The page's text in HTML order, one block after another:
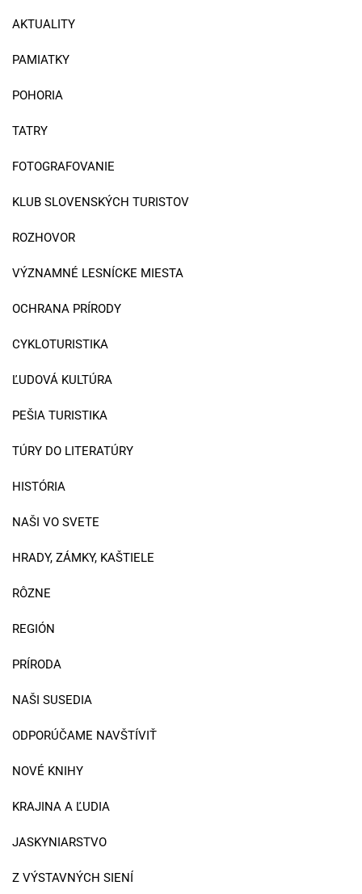
AKTUALITY
PAMIATKY
POHORIA
TATRY
FOTOGRAFOVANIE
KLUB SLOVENSKÝCH TURISTOV
ROZHOVOR
VÝZNAMNÉ LESNÍCKE MIESTA
OCHRANA PRÍRODY
CYKLOTURISTIKA
ĽUDOVÁ KULTÚRA
PEŠIA TURISTIKA
TÚRY DO LITERATÚRY
HISTÓRIA
NAŠI VO SVETE
HRADY, ZÁMKY, KAŠTIELE
RÔZNE
REGIÓN
PRÍRODA
NAŠI SUSEDIA
ODPORÚČAME NAVŠTÍVIŤ
NOVÉ KNIHY
KRAJINA A ĽUDIA
JASKYNIARSTVO
Z VÝSTAVNÝCH SIENÍ